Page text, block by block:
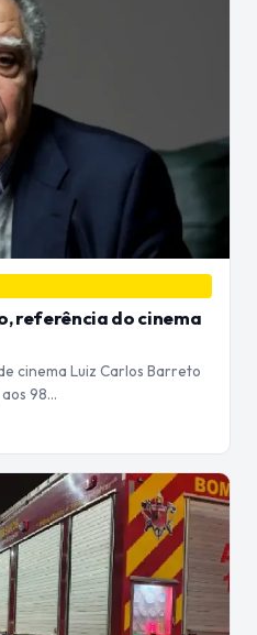
referência do cinema
cinema Luiz Carlos Barreto
98…